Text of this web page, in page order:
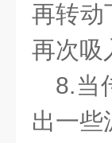
再转动
再次吸
8.当
出一些